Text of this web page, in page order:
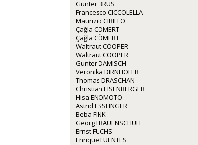
Günter BRUS
Francesco CICCOLELLA
Maurizio CIRILLO
Çağla CÖMERT
Çağla CÖMERT
Waltraut COOPER
Waltraut COOPER
Gunter DAMISCH
Veronika DIRNHOFER
Thomas DRASCHAN
Christian EISENBERGER
Hisa ENOMOTO
Astrid ESSLINGER
Beba FINK
Georg FRAUENSCHUH
Ernst FUCHS
Enrique FUENTES